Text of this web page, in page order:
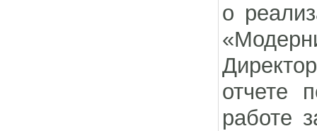
о
отчете
работе